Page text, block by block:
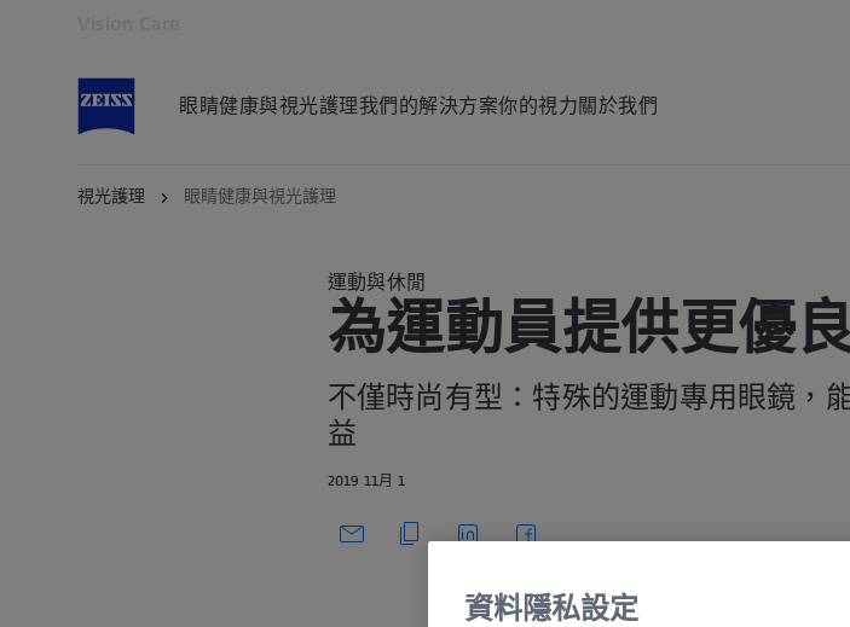
眼睛健康與視光護理我們的解決方案你的視力關於我們
視光護理 眼睛健康與視光護理
運動與休閒
為運動員提供更優
不僅時尚有型：特殊的運動專用眼鏡，
益
2019 11月 1
資料隱私設定